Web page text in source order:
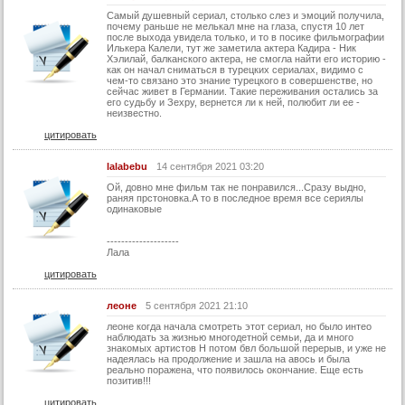
Самый душевный сериал, столько слез и эмоций получила,
почему раньше не мелькал мне на глаза, спустя 10 лет
после выхода увидела только, и то в посике фильмографии
Илькера Калели, тут же заметила актера Кадира - Ник
Хэлилай, балканского актера, не смогла найти его историю -
как он начал сниматься в турецких сериалах, видимо с
чем-то связано это знание турецкого в совершенстве, но
сейчас живет в Германии. Такие переживания остались за
его судьбу и Зехру, вернется ли к ней, полюбит ли ее -
неизвестно.
цитировать
lalabebu
14 сентября 2021 03:20
Ой, довно мне фильм так не понравился...Сразу выдно,
раняя прстоновка.А то в последное время все сериялы
одинаковые
--------------------
Лала
цитировать
леоне
5 сентября 2021 21:10
леоне когда начала смотреть этот сериал, но было интео
наблюдать за жизнью многодетной семьи, да и много
знакомых артистов Н потом бвл большой перерыв, и уже не
надеялась на продолжение и зашла на авось и была
реально поражена, что появилось окончание. Еще есть
позитив!!!
цитировать